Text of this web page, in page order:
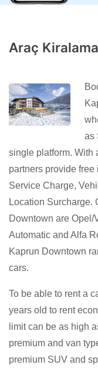
Araç
as
single platform. With
partners provide
Service Charge,
Location Surcharge.
Downtown are Opel/
Automatic and Alfa
Kaprun Downtown
cars.
To be able to rent a
years old to rent
limit can be as high
premium and van
premium SUV and